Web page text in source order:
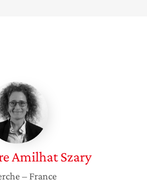
Anne-
Laure
Amilhat
Szary
Amilhat Szary
– France